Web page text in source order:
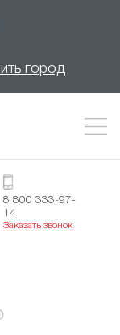
город
8 800 333-97-
14
Заказать звонок